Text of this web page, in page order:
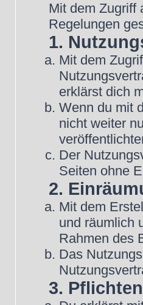
Mit dem Zugriff
Regelungen
1.
Mit dem
erklärst dich
Wenn du mit
nicht weiter
Der
Seiten ohne
2.
Mit dem
und räumlich
Rahmen des
Das
3.